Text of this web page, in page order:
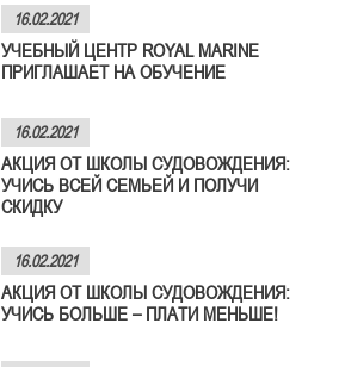
16.02.2021
УЧЕБНЫЙ ЦЕНТР ROYAL MARINE
ПРИГЛАШАЕТ НА ОБУЧЕНИЕ
16.02.2021
АКЦИЯ ОТ ШКОЛЫ СУДОВОЖДЕНИЯ:
УЧИСЬ ВСЕЙ СЕМЬЕЙ И ПОЛУЧИ
СКИДКУ
16.02.2021
АКЦИЯ ОТ ШКОЛЫ СУДОВОЖДЕНИЯ:
УЧИСЬ БОЛЬШЕ – ПЛАТИ МЕНЬШЕ!